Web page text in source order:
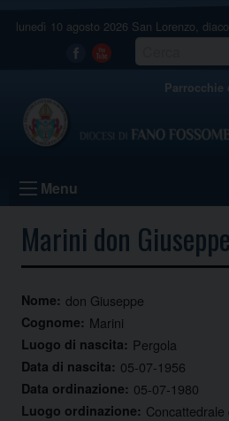
lunedì 10 agosto 2026 San Lorenzo,
Facebook
Youtube
Parrocchie
Menu
Marini don Giuseppe
Nome: don Giuseppe
Cognome: Marini
Luogo di nascita: Pergola
Data di nascita: 05-07-1956
Data ordinazione: 05-07-1980
Luogo ordinazione: